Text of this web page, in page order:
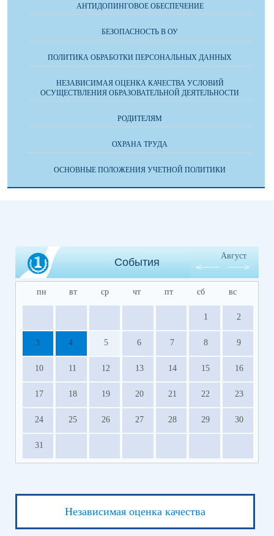
АНТИДОПИНГОВОЕ ОБЕСПЕЧЕНИЕ
БЕЗОПАСНОСТЬ В ОУ
ПОЛИТИКА ОБРАБОТКИ ПЕРСОНАЛЬНЫХ ДАННЫХ
НЕЗАВИСИМАЯ ОЦЕНКА КАЧЕСТВА УСЛОВИЙ
ОСУЩЕСТВЛЕНИЯ ОБРАЗОВАТЕЛЬНОЙ ДЕЯТЕЛЬНОСТИ
РОДИТЕЛЯМ
ОХРАНА ТРУДА
ОСНОВНЫЕ ПОЛОЖЕНИЯ УЧЕТНОЙ ПОЛИТИКИ
События
Август
пн вт ср чт пт сб вс
1 2
3 4 5 6 7 8 9
10 11 12 13 14 15 16
17 18 19 20 21 22 23
24 25 26 27 28 29 30
31
Независимая оценка качества